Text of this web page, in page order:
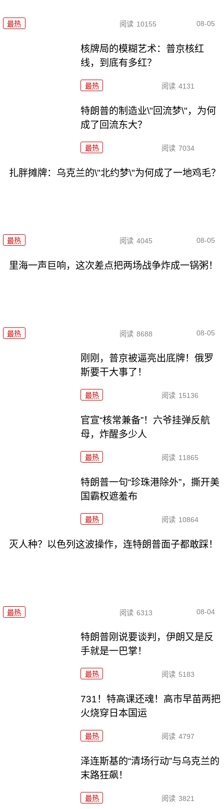
最热 阅读 10155 08-05
核牌局的模糊艺术：普京核红
线，到底有多红？
最热 阅读 4131
特朗普的制造业\"回流梦\"，为何
成了回流东大？
最热 阅读 7034
扎胖摊牌：乌克兰的\"北约梦\"为何成了一地鸡毛？
最热 阅读 4045 08-05
里海一声巨响，这次差点把两场战争炸成一锅粥！
最热 阅读 8688 08-05
刚刚，普京被逼亮出底牌！俄罗
斯要干大事了！
最热 阅读 15136
官宣“核常兼备”！六爷挂弹反航
母，炸醒多少人
最热 阅读 11865
特朗普一句“珍珠港除外”，撕开美
国霸权遮羞布
最热 阅读 10864
灭人种？以色列这波操作，连特朗普面子都敢踩！
最热 阅读 6313 08-04
特朗普刚说要谈判，伊朗又是反
手就是一巴掌！
最热 阅读 5183
731！特高课还魂！高市早苗两把
火烧穿日本国运
最热 阅读 4797
泽连斯基的“清场行动”与乌克兰的
末路狂飙！
最热 阅读 3821